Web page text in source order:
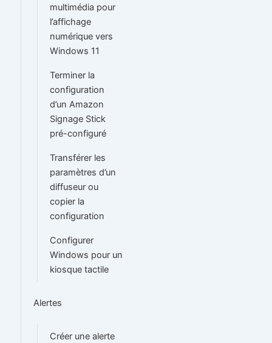
multimédia pour
l’affichage
numérique vers
Windows 11
Terminer la
configuration
d’un Amazon
Signage Stick
pré-configuré
Transférer les
paramètres d’un
diffuseur ou
copier la
configuration
Configurer
Windows pour un
kiosque tactile
Alertes
Créer une alerte